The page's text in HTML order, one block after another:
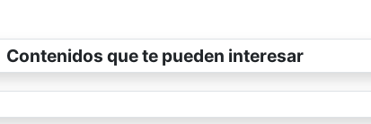
Contenidos que te pueden interesar